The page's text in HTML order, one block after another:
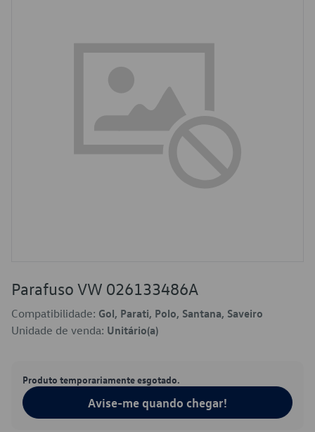
Parafuso VW 026133486A
Compatibilidade: Gol, Parati, Polo, Santana, Saveiro
Unidade de venda: Unitário(a)
Produto temporariamente esgotado.
Avise-me quando chegar!